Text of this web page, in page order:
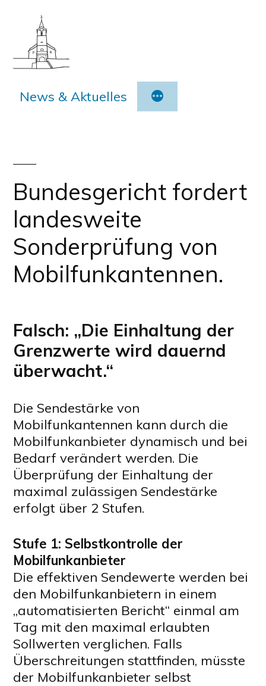
springen
News & Aktuelles
Bundesgericht fordert
landesweite
Sonderprüfung von
Mobilfunkantennen.
Falsch: „Die Einhaltung der
Grenzwerte wird dauernd
überwacht.“
Die Sendestärke von
Mobilfunkantennen kann durch die
Mobilfunkanbieter dynamisch und bei
Bedarf verändert werden. Die
Überprüfung der Einhaltung der
maximal zulässigen Sendestärke
erfolgt über 2 Stufen.
Stufe 1: Selbstkontrolle der
Mobilfunkanbieter
Die effektiven Sendewerte werden bei
den Mobilfunkanbietern in einem
„automatisierten Bericht“ einmal am
Tag mit den maximal erlaubten
Sollwerten verglichen. Falls
Überschreitungen stattfinden, müsste
der Mobilfunkanbieter selbst